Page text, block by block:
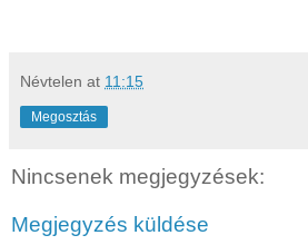
Névtelen at 11:15
Megosztás
Nincsenek megjegyzések:
Megjegyzés küldése